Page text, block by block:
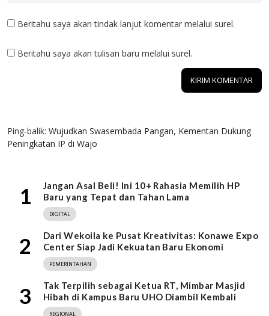
Beritahu saya akan tindak lanjut komentar melalui surel.
Beritahu saya akan tulisan baru melalui surel.
Ping-balik: Wujudkan Swasembada Pangan, Kementan Dukung
Peningkatan IP di Wajo
1
Jangan Asal Beli! Ini 10+ Rahasia Memilih HP
Baru yang Tepat dan Tahan Lama
DIGITAL
2
Dari Wekoila ke Pusat Kreativitas: Konawe Expo
Center Siap Jadi Kekuatan Baru Ekonomi
PEMERINTAHAN
3
Tak Terpilih sebagai Ketua RT, Mimbar Masjid
Hibah di Kampus Baru UHO Diambil Kembali
REGIONAL